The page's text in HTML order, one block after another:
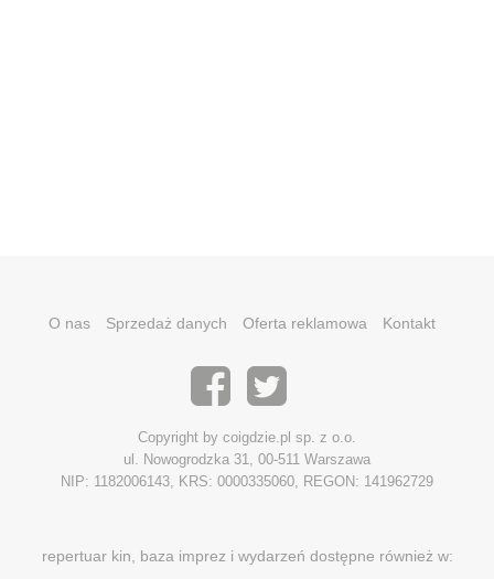
O nas Sprzedaż danych Oferta reklamowa Kontakt
Copyright by coigdzie.pl sp. z o.o.
ul. Nowogrodzka 31, 00-511 Warszawa
NIP: 1182006143, KRS: 0000335060, REGON: 141962729
repertuar kin, baza imprez i wydarzeń dostępne również w: